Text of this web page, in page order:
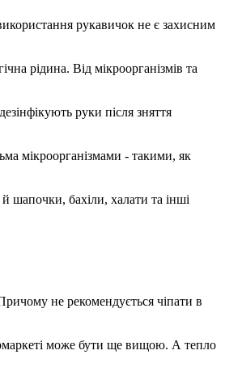
рукавичок не є захисним
рідина. Від мікроорганізмів та
руки після зняття
мікроорганізмами - такими, як
шапочки, бахіли, халати та інші
не рекомендується чіпати в
може бути ще вищою. А тепло